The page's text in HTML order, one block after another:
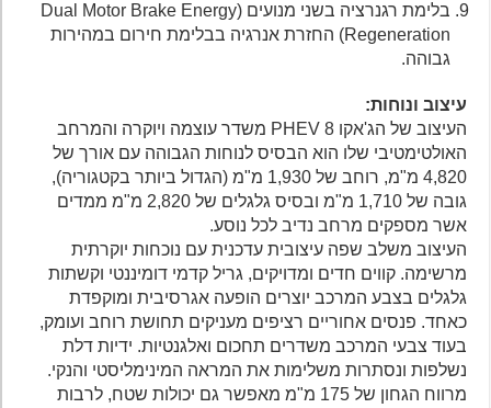
בלימת רגנרציה בשני מנועים (Dual Motor Brake Energy
Regeneration) החזרת אנרגיה בבלימת חירום במהירות
גבוהה.
עיצוב ונוחות:
העיצוב של הג'אקו 8 PHEV משדר עוצמה ויוקרה והמרחב
האולטימטיבי שלו הוא הבסיס לנוחות הגבוהה עם אורך של
4,820 מ"מ, רוחב של 1,930 מ"מ (הגדול ביותר בקטגוריה),
גובה של 1,710 מ"מ ובסיס גלגלים של 2,820 מ"מ ממדים
אשר מספקים מרחב נדיב לכל נוסע.
העיצוב משלב שפה עיצובית עדכנית עם נוכחות יוקרתית
מרשימה. קווים חדים ומדויקים, גריל קדמי דומיננטי וקשתות
גלגלים בצבע המרכב יוצרים הופעה אגרסיבית ומוקפדת
כאחד. פנסים אחוריים רציפים מעניקים תחושת רוחב ועומק,
בעוד צבעי המרכב משדרים תחכום ואלגנטיות. ידיות דלת
נשלפות ונסתרות משלימות את המראה המינימליסטי והנקי.
מרווח הגחון של 175 מ"מ מאפשר גם יכולות שטח, לרבות